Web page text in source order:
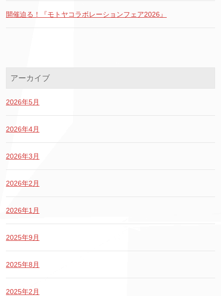
開催迫る！『モトヤコラボレーションフェア2026』
アーカイブ
2026年5月
2026年4月
2026年3月
2026年2月
2026年1月
2025年9月
2025年8月
2025年2月